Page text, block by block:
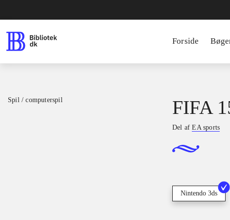
Forside
Spil / computerspil FIFA
Del afEA sports
Nintendo 3ds